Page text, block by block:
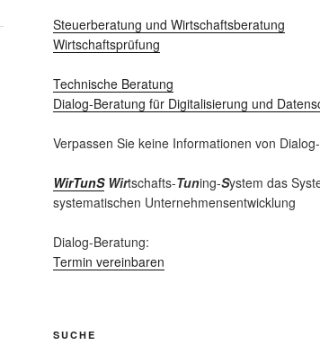
Steuerberatung und Wirtschaftsberatung
Wirtschaftsprüfung
Technische Beratung
Dialog-Beratung für Digitalisierung und
Verpassen Sie keine Informationen von
WirTunSWirtschafts-Tuning-System das
systematischen Unternehmensentwicklung
Dialog-Beratung:
Termin vereinbaren
SUCHE